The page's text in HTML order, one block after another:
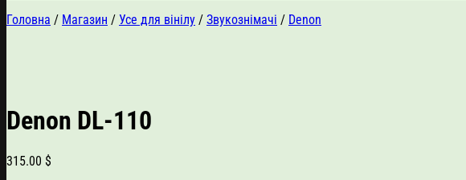
Головна / Магазин / Усе для вінілу / Звукознімачі / Denon
Denon DL-110
315.00 $